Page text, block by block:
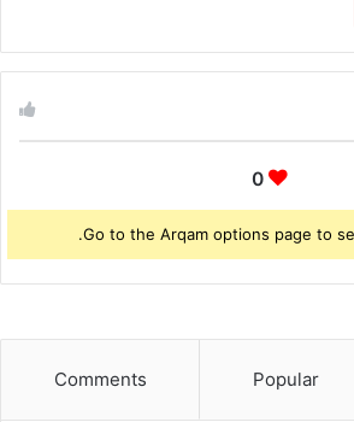
0
Go to the Arqam options page to
Popular
Comments